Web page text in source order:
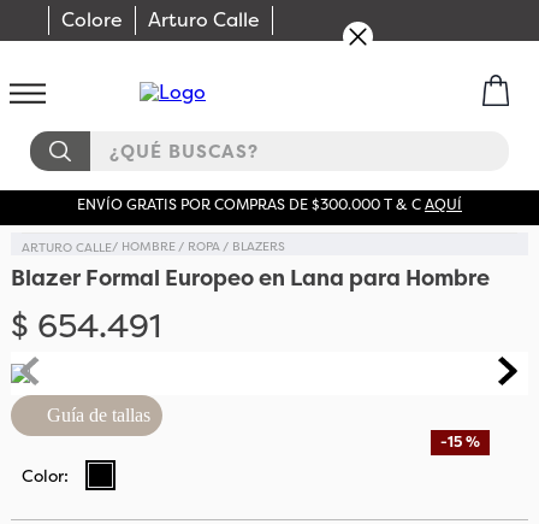
Colore Arturo Calle
¿QUÉ BUSCAS?
ENVÍO GRATIS POR COMPRAS DE $300.000 T & CAQUÍ
HOMBRE ROPA BLAZERS
Blazer Formal Europeo en Lana para Hombre
$ 654.491
-15 %
Guía de tallas